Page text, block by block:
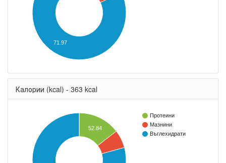
71.97
Калории (kcal) - 363 kcal
Протеини
Мазнини
Въглехидрати
52.84